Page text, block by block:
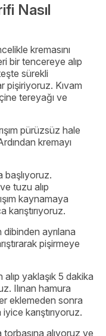
Nasıl
kremasını
bir tencereye alıp
sürekli
pişiriyoruz. Kıvam
tereyağı ve
pürüzsüz hale
kremayı
başlıyoruz.
tuzu alıp
kaynamaya
karıştırıyoruz.
ayrılana
pişirmeye
yaklaşık 5 dakika
Ilınan hamura
eklemeden sonra
karıştırıyoruz.
torbasına alıyoruz ve